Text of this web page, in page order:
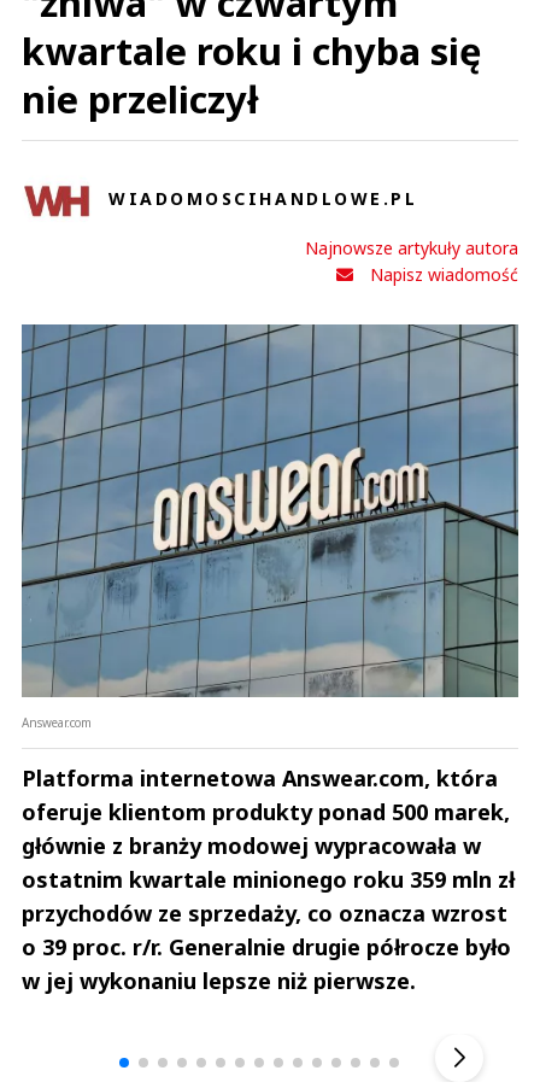
kwartale roku i chyba się
nie przeliczył
WIADOMOSCIHANDLOWE.PL
Najnowsze artykuły autora
Napisz wiadomość
Answear.com
Platforma internetowa Answear.com, która
oferuje klientom produkty ponad 500 marek,
głównie z branży modowej wypracowała w
ostatnim kwartale minionego roku 359 mln zł
przychodów ze sprzedaży, co oznacza wzrost
o 39 proc. r/r. Generalnie drugie półrocze było
w jej wykonaniu lepsze niż pierwsze.